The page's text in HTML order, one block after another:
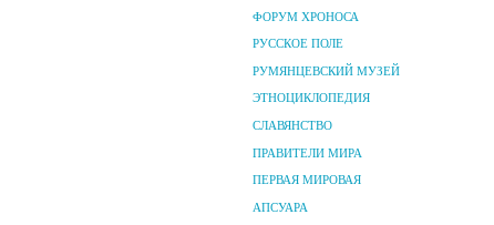
ФОРУМ ХРОНОСА
РУССКОЕ ПОЛЕ
РУМЯНЦЕВСКИЙ МУЗЕЙ
ЭТНОЦИКЛОПЕДИЯ
СЛАВЯНСТВО
ПРАВИТЕЛИ МИРА
ПЕРВАЯ МИРОВАЯ
АПСУАРА